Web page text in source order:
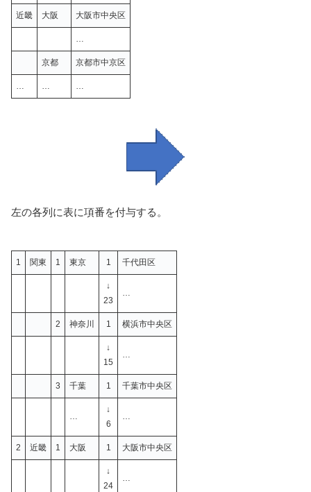
近畿 大阪 大阪市中央区
…
京都 京都市中京区
… … …
左の各列に表に項番を付与する。
1 関東 1 東京 1 千代田区
↓
23
…
2 神奈川 1 横浜市中央区
↓
15
…
3 千葉 1 千葉市中央区
…
↓
6
…
2 近畿 1 大阪 1 大阪市中央区
↓
24
…